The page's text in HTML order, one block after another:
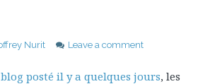
Nurit Leave a comment
posté il y a quelques jours, les